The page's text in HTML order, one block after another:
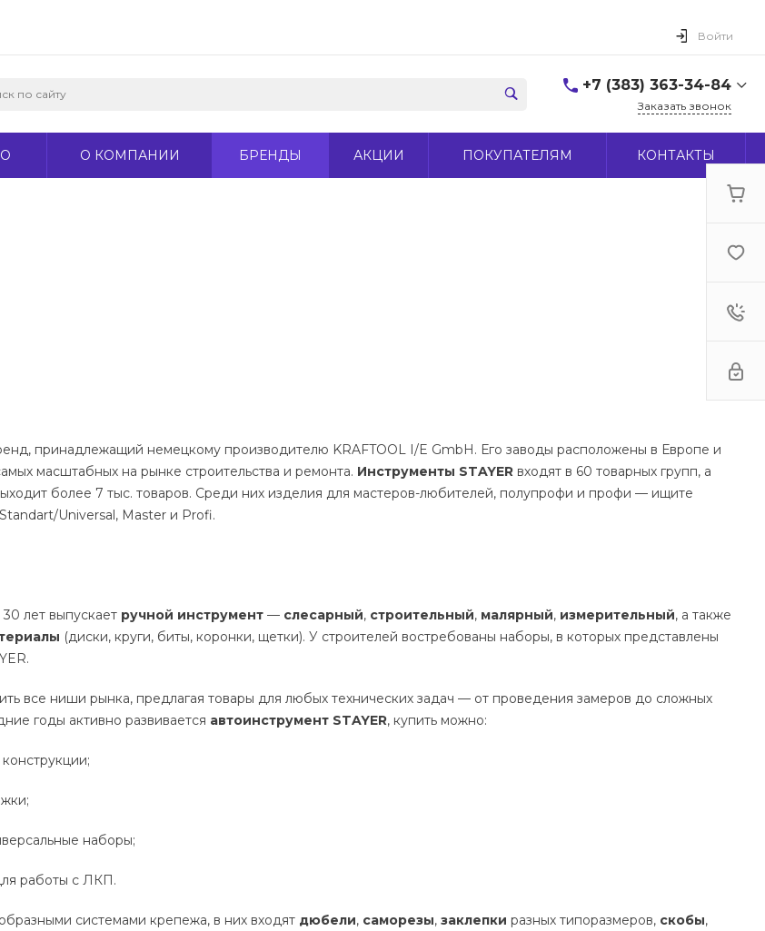
Войти
+7 (383) 363-34-84
г. Новосибирск, ул.
Заказать звонок
О КОМПАНИИ БРЕНДЫ АКЦИИ ПОКУПАТЕЛЯМ КОНТАКТЫ
принадлежащий немецкому производителю KRAFTOOL I/E GmbH. Его заводы расположены в Европе и
масштабных на рынке строительства и ремонта. Инструменты STAYER входят в 60 товарных групп, а
более 7 тыс. товаров. Среди них изделия для мастеров-любителей, полупрофи и профи — ищите
Universal, Master и Profi.
лет выпускает ручной инструмент — слесарный, строительный, малярный, измерительный, а также
(диски, круги, биты, коронки, щетки). У строителей востребованы наборы, в которых представлены
все ниши рынка, предлагая товары для любых технических задач — от проведения замеров до сложных
годы активно развивается автоинструмент STAYER, купить можно:
наборы;
работы с ЛКП.
системами крепежа, в них входят дюбели, саморезы, заклепки разных типоразмеров, скобы,